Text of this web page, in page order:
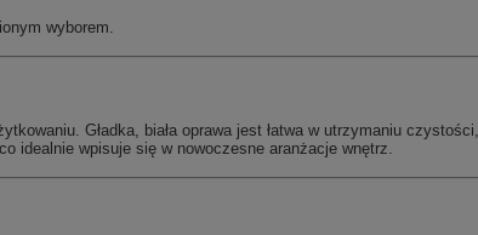
wyborem.
Gładka, biała oprawa jest łatwa w utrzymaniu
idealnie wpisuje się w nowoczesne aranżacje wnętrz.